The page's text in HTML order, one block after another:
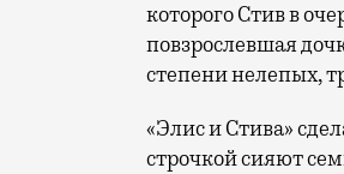
которого Стив в
повзрослевшая
степени нелепых,
«Элис и Стива»
строчкой сияют